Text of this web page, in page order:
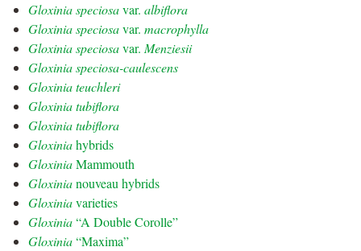
Gloxinia speciosavar. albiflora
Gloxinia speciosavar. macrophylla
Gloxinia speciosavar.Menziesii
Gloxinia speciosa-caulescens
Gloxinia teuchleri
Gloxinia tubiflora
Gloxinia tubiflora
Gloxiniahybrids
GloxiniaMammouth
Gloxinianouveau hybrids
Gloxiniavarieties
Gloxinia“A Double Corolle”
Gloxinia“Maxima”